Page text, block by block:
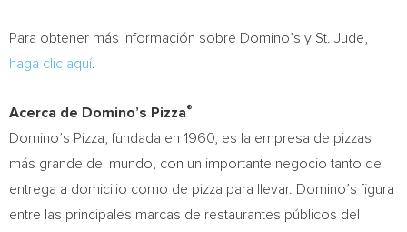
Para obtener más información sobre Domino’s y St. Jude,
haga clic aquí
Acerca de Domino’s Pizza®
Domino’s Pizza, fundada en 1960, es la empresa de pizzas
más grande del mundo, con un importante negocio tanto de
entrega a domicilio como de pizza para llevar. Domino’s figura
entre las principales marcas de restaurantes públicos del